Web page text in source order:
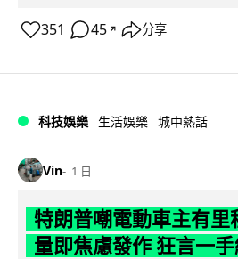
351 45 ↗ 分享
科技娛樂 生活娛樂 城中熱話
Vin 1 日
特朗普嘲電動車主有里
量即焦慮發作 狂言一